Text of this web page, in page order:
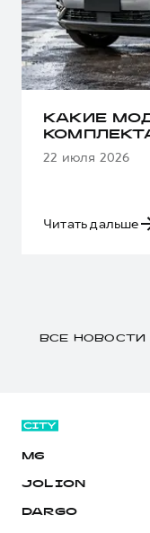
КАКИЕ
22 июля 2026
Читать дальше
ВСЕ НОВОСТИ
M6
JOLION
DARGO